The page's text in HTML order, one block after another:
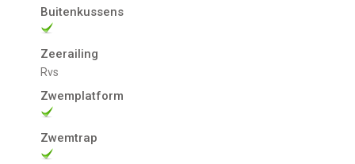
Buitenkussens
Zeerailing
Rvs
Zwemplatform
Zwemtrap